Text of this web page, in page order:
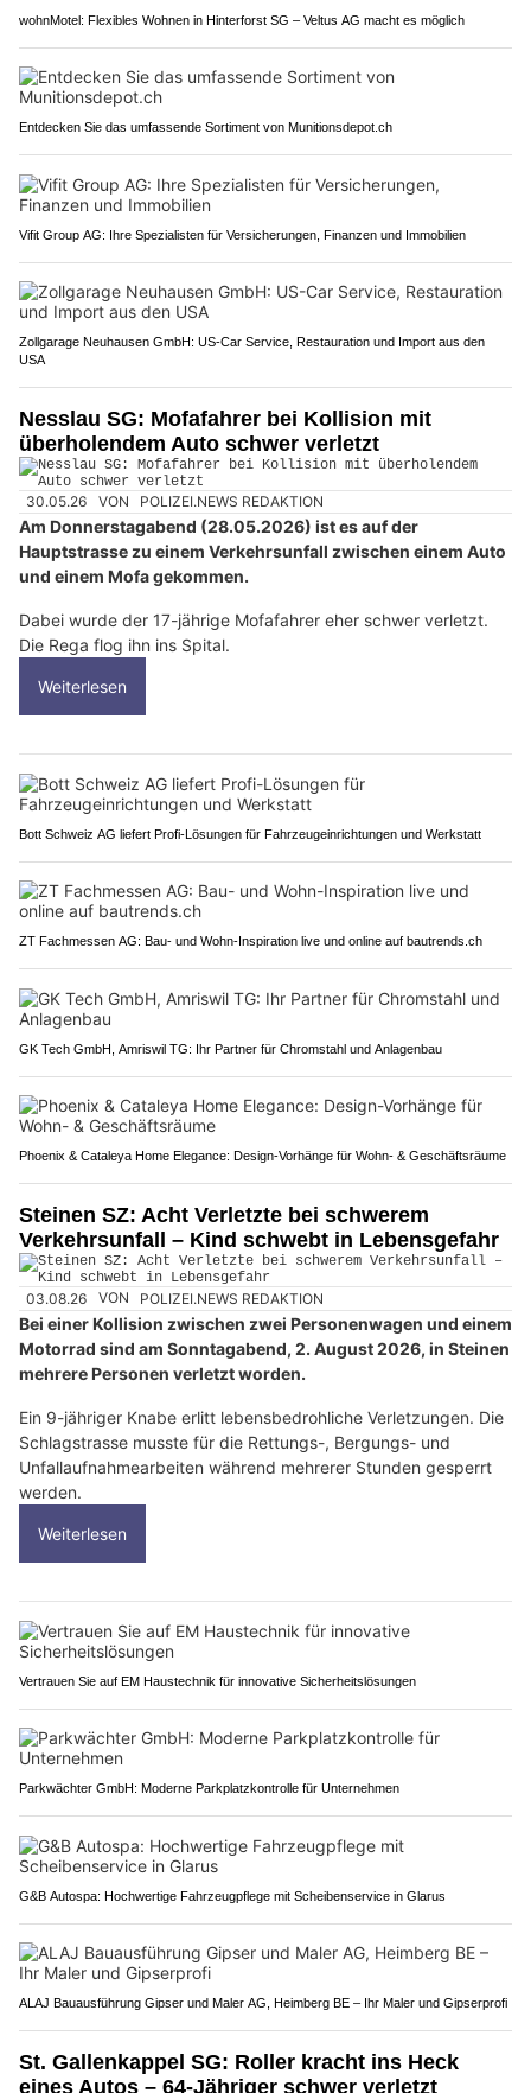
wohnMotel: Flexibles Wohnen in Hinterforst SG – Veltus AG macht es möglich
Entdecken Sie das umfassende Sortiment von Munitionsdepot.ch
Vifit Group AG: Ihre Spezialisten für Versicherungen, Finanzen und Immobilien
Zollgarage Neuhausen GmbH: US-Car Service, Restauration und Import aus den
USA
Nesslau SG: Mofafahrer bei Kollision mit
überholendem Auto schwer verletzt
30.05.26 VON POLIZEI.NEWS REDAKTION
Am Donnerstagabend (28.05.2026) ist es auf der
Hauptstrasse zu einem Verkehrsunfall zwischen einem Auto
und einem Mofa gekommen.
Dabei wurde der 17-jährige Mofafahrer eher schwer verletzt.
Die Rega flog ihn ins Spital.
Weiterlesen
Bott Schweiz AG liefert Profi-Lösungen für Fahrzeugeinrichtungen und Werkstatt
ZT Fachmessen AG: Bau- und Wohn-Inspiration live und online auf bautrends.ch
GK Tech GmbH, Amriswil TG: Ihr Partner für Chromstahl und Anlagenbau
Phoenix & Cataleya Home Elegance: Design-Vorhänge für Wohn- & Geschäftsräume
Steinen SZ: Acht Verletzte bei schwerem
Verkehrsunfall – Kind schwebt in Lebensgefahr
03.08.26 VON POLIZEI.NEWS REDAKTION
Bei einer Kollision zwischen zwei Personenwagen und einem
Motorrad sind am Sonntagabend, 2. August 2026, in Steinen
mehrere Personen verletzt worden.
Ein 9-jähriger Knabe erlitt lebensbedrohliche Verletzungen. Die
Schlagstrasse musste für die Rettungs-, Bergungs- und
Unfallaufnahmearbeiten während mehrerer Stunden gesperrt
werden.
Weiterlesen
Vertrauen Sie auf EM Haustechnik für innovative Sicherheitslösungen
Parkwächter GmbH: Moderne Parkplatzkontrolle für Unternehmen
G&B Autospa: Hochwertige Fahrzeugpflege mit Scheibenservice in Glarus
ALAJ Bauausführung Gipser und Maler AG, Heimberg BE – Ihr Maler und Gipserprofi
St. Gallenkappel SG: Roller kracht ins Heck
eines Autos – 64-Jähriger schwer verletzt